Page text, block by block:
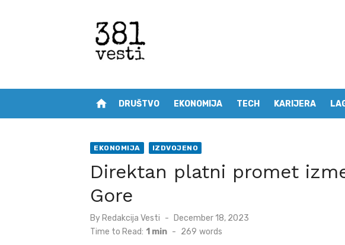
home DRUŠTVO EKONOMIJA TECH KARIJERA
EKONOMIJA IZDVOJENO
Direktan platni promet
Gore
By Redakcija Vesti
Posted
on
December 18, 2023
Time to Read: 1 min - 269 words